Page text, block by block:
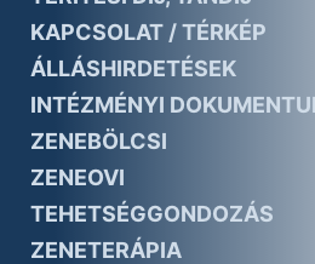
KAPCSOLAT / TÉRKÉP
ÁLLÁSHIRDETÉSEK
INTÉZMÉNYI
ZENEBÖLCSI
ZENEOVI
TEHETSÉGGONDOZÁS
ZENETERÁPIA